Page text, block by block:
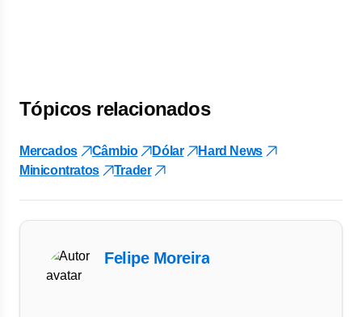
Tópicos relacionados
Mercados Câmbio Dólar
Hard News
Minicontratos
Trader
Felipe Moreira